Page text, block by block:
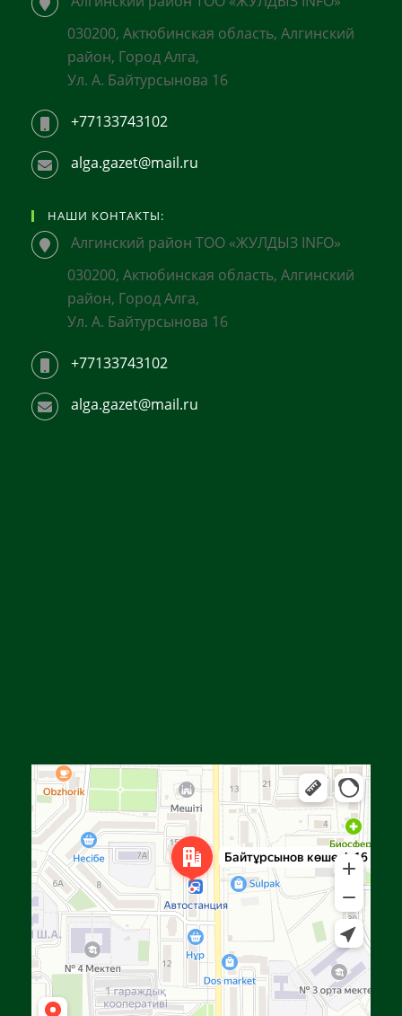
030200, Актюбинская область, Алгинский
район, Город Алга,
Ул. А. Байтурсынова 16
+77133743102
alga.gazet@mail.ru
НАШИ КОНТАКТЫ:
Алгинский район ТОО «ЖУЛДЫЗ INFO»
030200, Актюбинская область, Алгинский
район, Город Алга,
Ул. А. Байтурсынова 16
+77133743102
alga.gazet@mail.ru
Улица Байтурсынова, 16 — Яндекс Карты